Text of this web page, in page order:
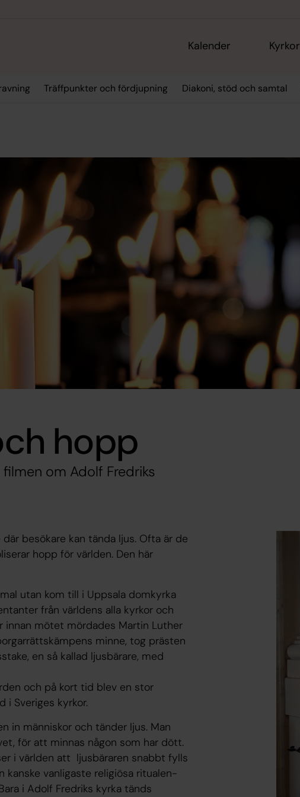
Kalender Kyrkor
Träffpunkter och fördjupning Diakoni, stöd och samtal
hopp
om Adolf Fredriks
besökare kan tända ljus. Ofta är de
hopp för världen. Den här
utan kom till i Uppsala domkyrka
från världens alla kyrkor och
innan mötet mördades Martin Luther
minne, tog prästen
en så kallad ljusbärare, med
och på kort tid blev en stor
i Sveriges kyrkor.
in människor och tänder ljus. Man
för att minnas någon som har dött.
i världen att ljusbäraren snabbt fylls
kanske vanligaste religiösa ritualen-
i Adolf Fredriks kyrka tänds